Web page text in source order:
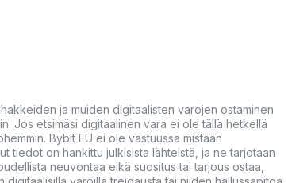
ja muiden digitaalisten varojen ostaminen
Jos etsimäsi digitaalinen vara ei ole tällä hetkellä
Bybit EU ei ole vastuussa mistään
tiedot on hankittu julkisista lähteistä, ja ne tarjotaan
neuvontaa eikä suositus tai tarjous ostaa,